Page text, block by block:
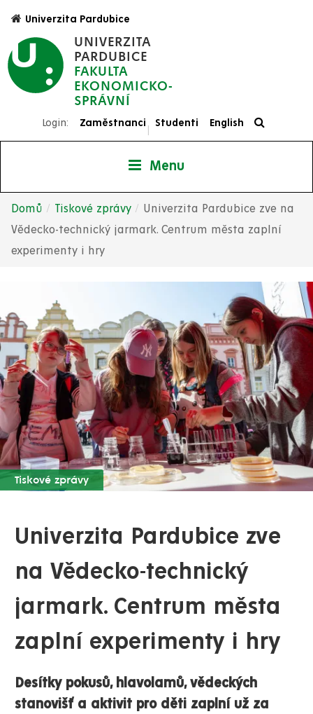
hlavnímu
obsahu
UNIVERZITA
PARDUBICE
FAKULTA
EKONOMICKO-
SPRÁVNÍ
Univerzita Pardubice
Login: Zaměstnanci
|
Studenti English
Menu
Drobečková
navigace
Domů Tiskové zprávy
Univerzita Pardubice zve na
Vědecko-technický jarmark. Centrum města zaplní
experimenty i hry
Tiskové zprávy
Univerzita Pardubice zve
na Vědecko-technický
jarmark. Centrum města
zaplní experimenty i hry
Desítky pokusů, hlavolamů, vědeckých
stanovišť a aktivit pro děti zaplní už za